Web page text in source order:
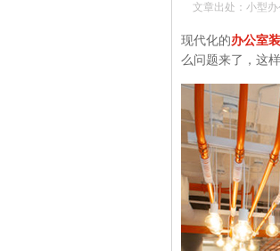
文章出处：小型
现代化的办公室
么问题来了，这